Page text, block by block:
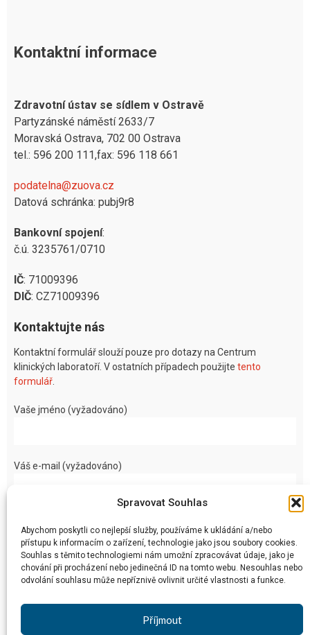
Spravovat Souhlas
Abychom poskytli co nejlepší služby, používáme k ukládání a/nebo
přístupu k informacím o zařízení, technologie jako jsou soubory cookies.
Souhlas s těmito technologiemi nám umožní zpracovávat údaje, jako je
chování při procházení nebo jedinečná ID na tomto webu. Nesouhlas nebo
odvolání souhlasu může nepříznivě ovlivnit určité vlastnosti a funkce.
Příjmout
Kontaktní informace
Zdravotní ústav se sídlem v Ostravě
Partyzánské náměstí 2633/7
Moravská Ostrava, 702 00 Ostrava
tel.: 596 200 111,fax: 596 118 661
podatelna@zuova.cz
Datová schránka: pubj9r8
Bankovní spojení:
č.ú. 3235761/0710
IČ: 71009396
DIČ: CZ71009396
Kontaktujte nás
Kontaktní formulář slouží pouze pro dotazy na Centrum
klinických laboratoří. V ostatních případech použijte tento
formulář
Vaše jméno (vyžadováno)
Váš e-mail (vyžadováno)